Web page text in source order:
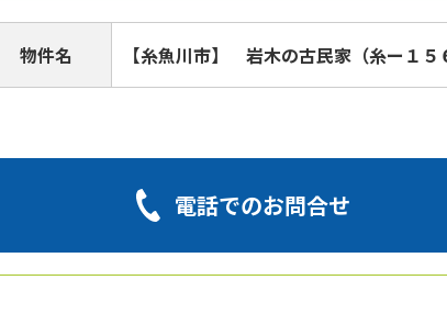
物件名 【糸魚川市】 岩木の古民家（糸ー１５
電話でのお問合せ